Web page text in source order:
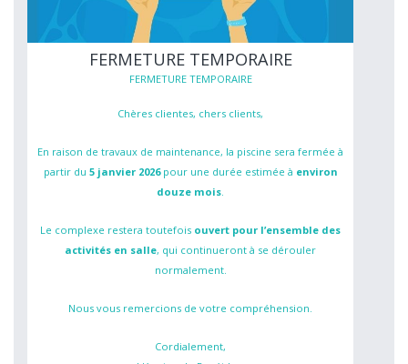
FERMETURE TEMPORAIRE
FERMETURE TEMPORAIRE
Chères clientes, chers clients,
En raison de travaux de maintenance, la piscine sera fermée à
partir du 5 janvier 2026pour une durée estimée à environ
douze mois.
Le complexe restera toutefois ouvert pour l’ensemble des
activités en salle, qui continueront à se dérouler
normalement.
Nous vous remercions de votre compréhension.
Cordialement,